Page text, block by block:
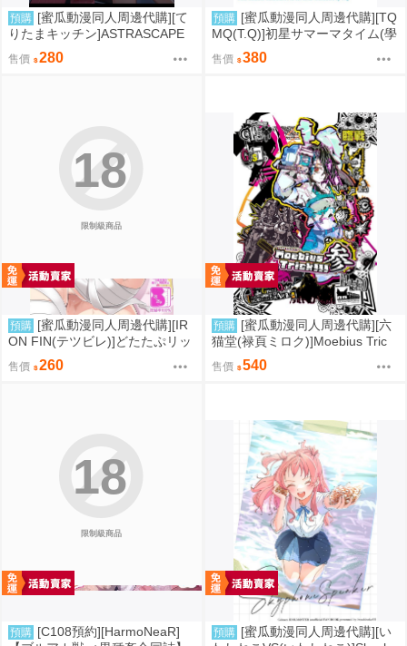
預購 [蜜瓜動漫同人周邊代購][て
りたまキッチン]ASTRASCAPE
(崩壞：星穹鐵道)(同人誌)
售價 280
預購 [蜜瓜動漫同人周邊代購][TQ
MQ(T.Q)]初星サマーマタイム(學
園偶像大師)(同人誌)
售價 380
限制級商品
18
預購 [蜜瓜動漫同人周邊代購][IR
ON FIN(テツビレ)]どたたぷリッ
プ(FGO)(同人誌)
售價 260
預購 [蜜瓜動漫同人周邊代購][六
猫堂(禄頁ミロク)]Moebius Tric
k!!! 参(FGO)(同人誌)
售價 540
限制級商品
18
預購 [C108預約][HarmoNeaR]
預購 [蜜瓜動漫同人周邊代購][い